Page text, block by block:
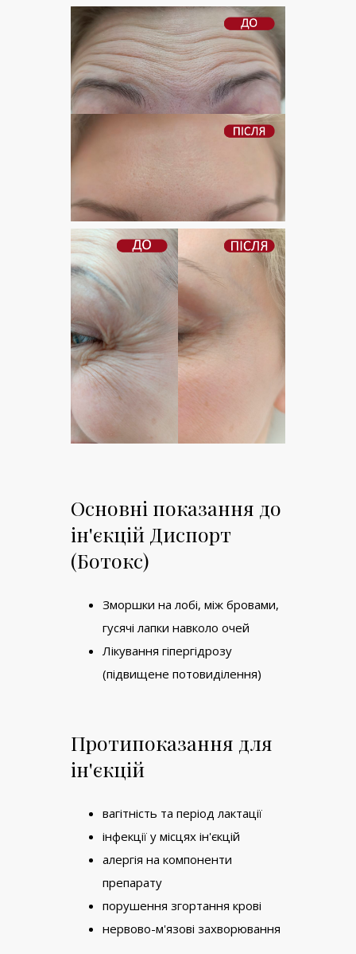
Основні показання до
ін'єкцій Диспорт
(Ботокс)
Зморшки на лобі, між бровами,
гусячі лапки навколо очей
Лікування гіпергідрозу
(підвищене потовиділення)
Протипоказання для
ін'єкцій
вагітність та період лактації
інфекції у місцях ін'єкцій
алергія на компоненти
препарату
порушення згортання крові
нервово-м'язові захворювання